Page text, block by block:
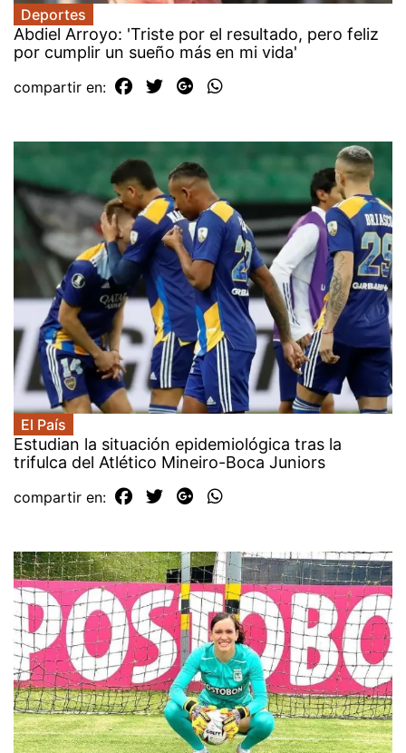
Deportes
Abdiel Arroyo: 'Triste por el resultado, pero feliz
por cumplir un sueño más en mi vida'
compartir en:
El País
Estudian la situación epidemiológica tras la
trifulca del Atlético Mineiro-Boca Juniors
compartir en: